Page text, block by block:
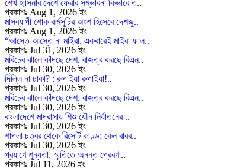
শেখ হাসিনার দেশে ফেরার সম্ভাবনা কিভাবে ত..
প্রকাশঃ Aug 1, 2026 ইং
মাসব্যাপী শোক কর্মসূচির অংশ হিসেবে দেশজু..
প্রকাশঃ Aug 1, 2026 ইং
“আস্তে আস্তে না মাইরা, একবারেই মাইরা ফাল..
প্রকাশঃ Jul 31, 2026 ইং
মরিচের ঝালে কাঁদছে দেশ, রাজত্ব করছে বিএন..
প্রকাশঃ Jul 30, 2026 ইং
দিল্লি না ঢাকা? : রুপাইয়া রুপাইয়া!..
প্রকাশঃ Jul 30, 2026 ইং
মরিচের ঝালে কাঁদছে দেশ, রাজত্ব করছে বিএন..
প্রকাশঃ Jul 30, 2026 ইং
বাংলাদেশে মাদ্রাসায় শিশু যৌন নির্যাতনের ..
প্রকাশঃ Jul 30, 2026 ইং
শাপলা চত্বর থেকে রিসোর্ট কাণ্ড: কেন বারব..
প্রকাশঃ Jul 30, 2026 ইং
প্রয়াণে শূন্যতা, স্মৃতিতে অনন্ত প্রেরণা..
প্রকাশঃ Jul 11, 2026 ইং